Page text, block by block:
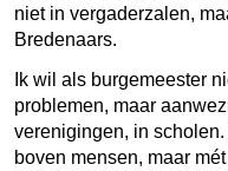
niet in vergaderzalen,
Bredenaars.
Ik wil als burgemeester
problemen, maar
verenigingen, in
boven mensen, maar